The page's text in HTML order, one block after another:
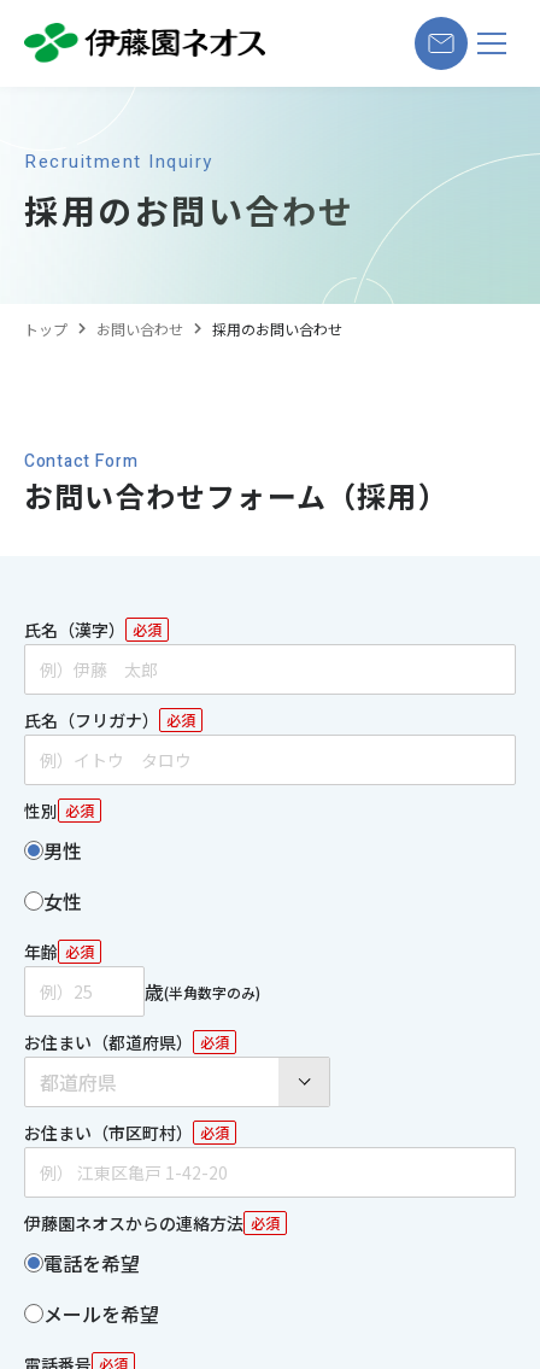
Recruitment Inquiry
採用のお問い合わせ
トップ お問い合わせ 採用のお問い合わせ
Contact Form
お問い合わせフォーム（採用）
氏名（漢字） 必須
氏名（フリガナ） 必須
性別 必須
男性
女性
年齢 必須
歳(半角数字のみ)
お住まい（都道府県） 必須
都道府県
お住まい（市区町村） 必須
伊藤園ネオスからの連絡方法 必須
電話を希望
メールを希望
電話番号 必須